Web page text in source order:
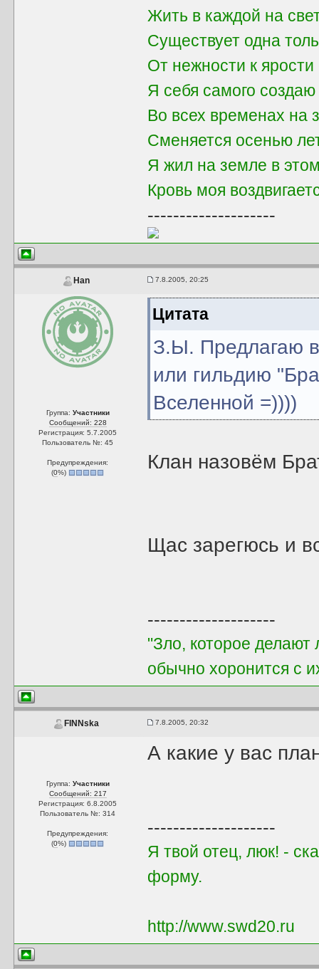
Жить в каждой на
Существует одна
От нежности к ярости
Я себя самого
Во всех временах на
Сменяется осенью
Я жил на земле в
Кровь моя
--------------------
Han 7.8.2005, 20:25
Группа: Участники
Сообщений: 228
Регистрация: 5.7.2005
Пользователь №: 45
Предупреждения:
(0%)
Цитата
З.Ы. Предлагаю
или гильдию
Вселенной =))))
Клан назовём
Щас зарегюсь и
--------------------
"Зло, которое
обычно хоронится с
FINNska 7.8.2005, 20:32
Группа: Участники
Сообщений: 217
Регистрация: 6.8.2005
Пользователь №: 314
Предупреждения:
(0%)
А какие у вас
--------------------
Я твой отец, люк! -
форму.
http://www.swd20.ru